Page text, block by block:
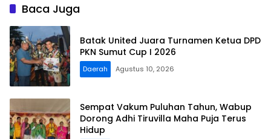
Baca Juga
Batak United Juara Turnamen Ketua DPD
PKN Sumut Cup I 2026
Daerah Agustus 10, 2026
Sempat Vakum Puluhan Tahun, Wabup
Dorong Adhi Tiruvilla Maha Puja Terus
Hidup